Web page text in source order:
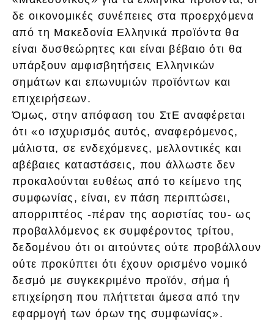
δε οικονομικές συνέπειες στα προερχόμενα
από τη Μακεδονία Ελληνικά προϊόντα θα
είναι δυσθεώρητες και είναι βέβαιο ότι θα
υπάρξουν αμφισβητήσεις Ελληνικών
σημάτων και επωνυμιών προϊόντων και
επιχειρήσεων.
Όμως, στην απόφαση του ΣτΕ αναφέρεται
ότι «ο ισχυρισμός αυτός, αναφερόμενος,
μάλιστα, σε ενδεχόμενες, μελλοντικές και
αβέβαιες καταστάσεις, που άλλωστε δεν
προκαλούνται ευθέως από το κείμενο της
συμφωνίας, είναι, εν πάση περιπτώσει,
απορριπτέος -πέραν της αοριστίας του- ως
προβαλλόμενος εκ συμφέροντος τρίτου,
δεδομένου ότι οι αιτούντες ούτε προβάλλουν
ούτε προκύπτει ότι έχουν ορισμένο νομικό
δεσμό με συγκεκριμένο προϊόν, σήμα ή
επιχείρηση που πλήττεται άμεσα από την
εφαρμογή των όρων της συμφωνίας».